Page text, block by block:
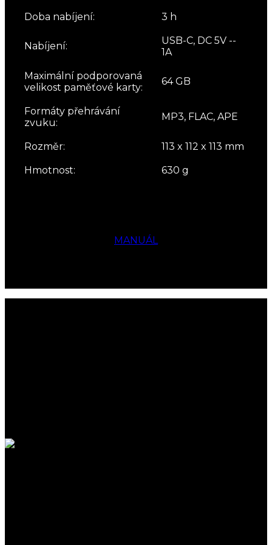
Doba nabíjení: 3 h
Nabíjení:
USB-C, DC 5V --
1A
Maximální podporovaná
velikost paměťové karty:
64 GB
Formáty přehrávání
zvuku:
MP3, FLAC, APE
Rozměr: 113 x 112 x 113 mm
Hmotnost: 630 g
MANUÁL